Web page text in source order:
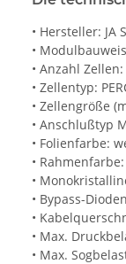
• Hersteller: JA
•
• Anzahl
• Zellentyp:
• Zellengröße
• Anschlußtyp
• Folienfarbe:
•
•
• Bypass-
•
• Max.
• Max.